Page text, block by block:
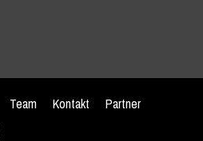
Team Kontakt
Partner